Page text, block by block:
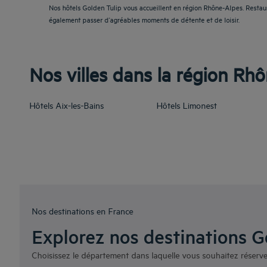
Nos hôtels Golden Tulip vous accueillent en région Rhône-Alpes.
également passer d’agréables moments de détente et de loisir.
Nos villes dans la région
Hôtels Aix-les-Bains Hôtels Limonest
Nos destinations en France
Explorez nos destinations
Choisissez le département dans laquelle vous souhaitez